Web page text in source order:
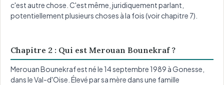
c'est autre chose. C'est même, juridiquement parlant,
potentiellement plusieurs choses à la fois (voir chapitre 7).
Chapitre 2 : Qui est Merouan Bounekraf ?
Merouan Bounekraf est né le 14 septembre 1989 à Gonesse,
dans le Val-d'Oise. Élevé par sa mère dans une famille